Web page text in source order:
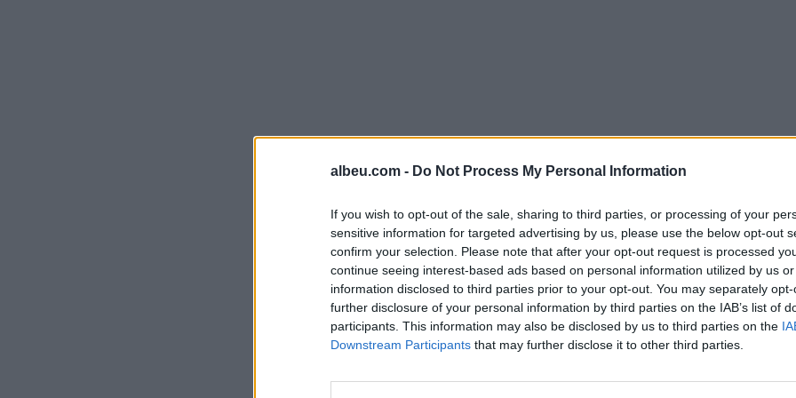
albeu.com - Do Not Process My Personal Information
If you wish to opt-out of the sale, sharing to third parties, or processing of your
sensitive information for targeted advertising by us, please use the below opt-out
confirm your selection. Please note that after your opt-out request is processed
continue seeing interest-based ads based on personal information utilized by us
information disclosed to third parties prior to your opt-out. You may separately
further disclosure of your personal information by third parties on the IAB’s list of
participants. This information may also be disclosed by us to third parties on the
Downstream Participants that may further disclose it to other third parties.